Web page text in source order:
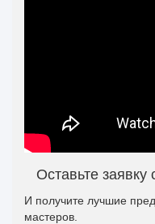
Оставьте заявку
И получите лучшие
мастеров.